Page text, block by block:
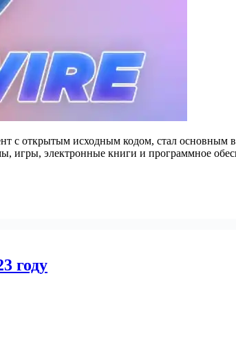
с открытым исходным кодом, стал основным
игры, электронные книги и программное
году